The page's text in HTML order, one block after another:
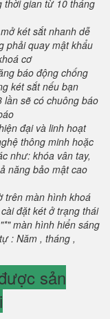
thời gian từ 10 tháng
két sắt nhanh dễ
phải quay mật khẩu
cơ
báo động chống
két sắt nếu bạn
lần sẽ có chuông báo
đại và linh hoạt
thông minh hoặc
như: khóa vân tay,
năng bảo mật cao
trên màn hình khoá
đặt két ở trạng thái
màn hình hiển sáng
: Năm , tháng ,
sản